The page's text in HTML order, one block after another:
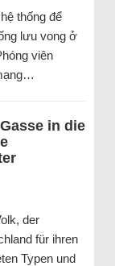
thống để
lưu vong ở
viên
in die
der
für ihren
Typen und